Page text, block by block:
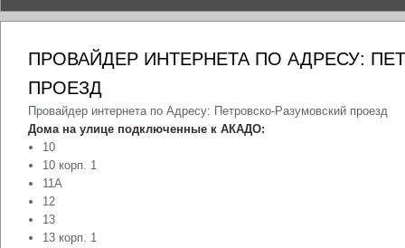
ПРОВАЙДЕР ИНТЕРНЕТА ПО АДРЕСУ:
ПРОЕЗД
Провайдер интернета по Адресу: Петровско-Разумовский проезд
Дома на улице подключенные к АКАДО:
10
10 корп. 1
11А
12
13
13 корп. 1